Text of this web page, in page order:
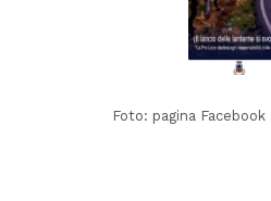
Foto: pagina Facebook